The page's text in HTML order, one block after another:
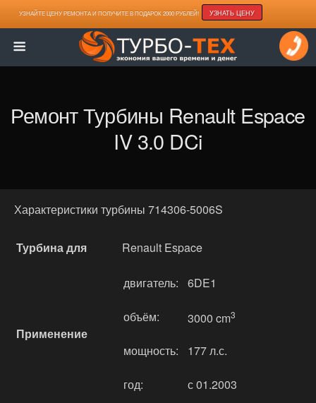
УЗНАЙТЕ ЦЕНУ РЕМОНТА И ПОЛУЧИТЕ В ПОДАРОК 2000 РУБЛЕЙ! УЗНАТЬ ЦЕНУ
Ремонт Турбины Renault Espace
IV 3.0 DCi
Характеристики турбины 714306-5006S
Турбина для Renault Espace
Применение
двигатель: 6DE1
объём: 3000 cm3
мощность: 177 л.с.
год: с 01.2003